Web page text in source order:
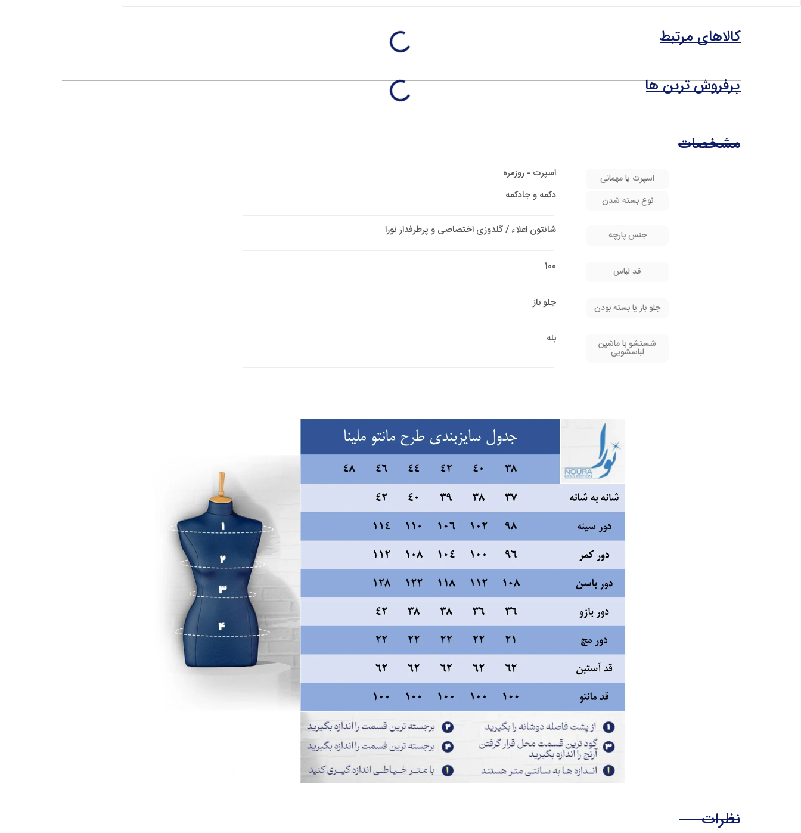
کالاهای مرتبط
پرفروش ترین ها
مشخصات
اسپرت یا مهمانی اسپرت - روزمره
نوع بسته شدن دکمه و جادکمه
جنس پارچه شانتون اعلاء / گلدوزی اختصاصی و پرطرفدار نورا
قد لباس 100
جلو باز یا بسته بودن جلو باز
شستشو با ماشین
لباسشویی
بله
نظرات